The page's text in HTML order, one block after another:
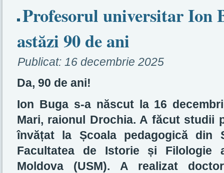
Profesorul universitar Ion
astăzi 90 de ani
Publicat: 16 decembrie 2025
Da, 90 de ani!
Ion Buga s-a născut la 16
Mari, raionul Drochia. A făcut studii
învățat la Școala pedagogică din
Facultatea de Istorie și Filologie
Moldova (USM). A realizat